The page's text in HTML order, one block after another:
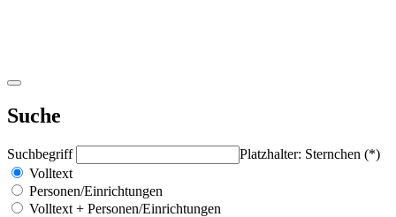
Suche
Suchbegriff
Platzhalter: Sternchen (*)
Volltext
Personen/Einrichtungen
Volltext + Personen/Einrichtungen